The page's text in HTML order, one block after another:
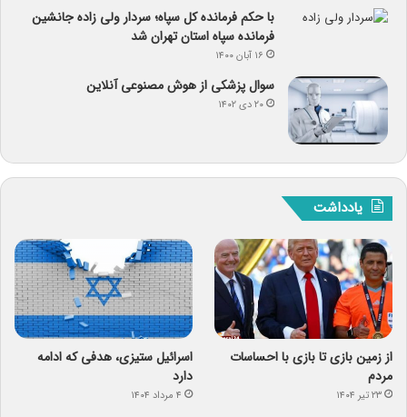
با حکم فرمانده کل سپاه؛ سردار ولی زاده جانشین
فرمانده سپاه استان تهران شد
۱۶ آبان ۱۴۰۰
سوال پزشکی از هوش مصنوعی آنلاین
۲۰ دی ۱۴۰۲
یادداشت
از زمین بازی تا بازی با احساسات
مردم
۲۳ تیر ۱۴۰۴
اسرائیل ستیزی، هدفی که ادامه
دارد
۴ مرداد ۱۴۰۴